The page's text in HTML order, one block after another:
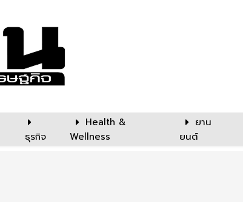
ธุรกิจ
Health &
Wellness
ยาน
ยนต์